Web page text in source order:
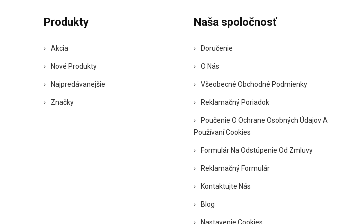
Produkty
Akcia
Nové Produkty
Najpredávanejšie
Značky
Naša spoločnosť
Doručenie
O Nás
Všeobecné Obchodné Podmienky
Reklamačný Poriadok
Poučenie O Ochrane Osobných Údajov A
Používaní Cookies
Formulár Na Odstúpenie Od Zmluvy
Reklamačný Formulár
Kontaktujte Nás
Blog